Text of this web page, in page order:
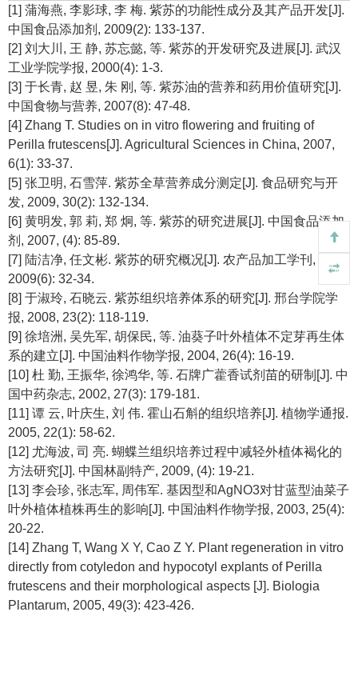
[1] 蒲海燕, 李影球, 李 梅. 紫苏的功能性成分及其产品开发[J].
中国食品添加剂, 2009(2): 133-137.
[2] 刘大川, 王 静, 苏忘懿, 等. 紫苏的开发研究及进展[J]. 武汉
工业学院学报, 2000(4): 1-3.
[3] 于长青, 赵 昱, 朱 刚, 等. 紫苏油的营养和药用价值研究[J].
中国食物与营养, 2007(8): 47-48.
[4] Zhang T. Studies on in vitro flowering and fruiting of
Perilla frutescens[J]. Agricultural Sciences in China, 2007,
6(1): 33-37.
[5] 张卫明, 石雪萍. 紫苏全草营养成分测定[J]. 食品研究与开
发, 2009, 30(2): 132-134.
[6] 黄明发, 郭 莉, 郑 炯, 等. 紫苏的研究进展[J]. 中国食品添加
剂, 2007, (4): 85-89.
[7] 陆洁净, 任文彬. 紫苏的研究概况[J]. 农产品加工学刊,
2009(6): 32-34.
[8] 于淑玲, 石晓云. 紫苏组织培养体系的研究[J]. 邢台学院学
报, 2008, 23(2): 118-119.
[9] 徐培洲, 吴先军, 胡保民, 等. 油葵子叶外植体不定芽再生体
系的建立[J]. 中国油料作物学报, 2004, 26(4): 16-19.
[10] 杜 勤, 王振华, 徐鸿华, 等. 石牌广藿香试剂苗的研制[J]. 中
国中药杂志, 2002, 27(3): 179-181.
[11] 谭 云, 叶庆生, 刘 伟. 霍山石斛的组织培养[J]. 植物学通报.
2005, 22(1): 58-62.
[12] 尤海波, 司 亮. 蝴蝶兰组织培养过程中减轻外植体褐化的
方法研究[J]. 中国林副特产, 2009, (4): 19-21.
[13] 李会珍, 张志军, 周伟军. 基因型和AgNO3对甘蓝型油菜子
叶外植体植株再生的影响[J]. 中国油料作物学报, 2003, 25(4):
20-22.
[14] Zhang T, Wang X Y, Cao Z Y. Plant regeneration in vitro
directly from cotyledon and hypocotyl explants of Perilla
frutescens and their morphological aspects [J]. Biologia
Plantarum, 2005, 49(3): 423-426.